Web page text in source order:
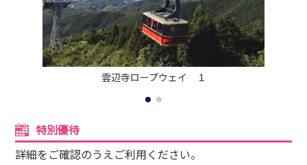
マイページ
会員優待のご利用方法
サイトマップ
雲辺寺ロープウェイ　１
特別優待
詳細をご確認のうえご利用ください。